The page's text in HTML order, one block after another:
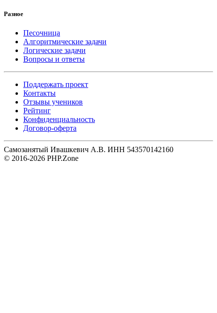
Разное
Песочница
Алгоритмические задачи
Логические задачи
Вопросы и ответы
Поддержать проект
Контакты
Отзывы учеников
Рейтинг
Конфиденциальность
Договор-оферта
Самозанятый Ивашкевич А.В. ИНН 543570142160
© 2016-2026 PHP.Zone